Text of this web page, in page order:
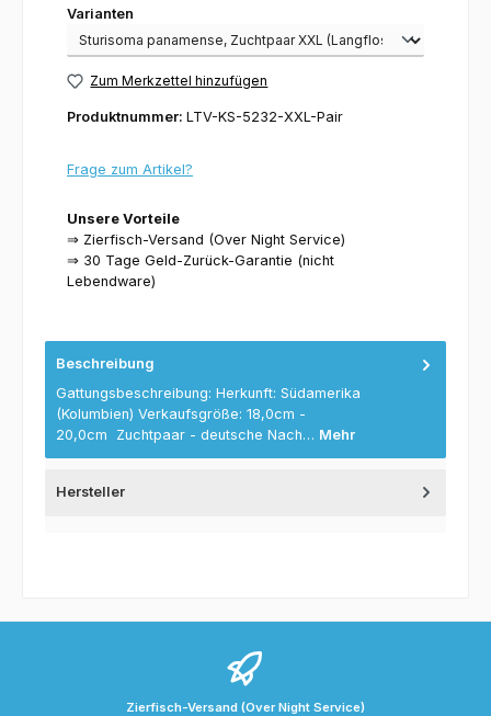
Varianten
Varianten
Zum Merkzettel hinzufügen
Produktnummer: LTV-KS-5232-XXL-Pair
Frage zum Artikel?
Unsere Vorteile
⇒ Zierfisch-Versand (Over Night Service)
⇒ 30 Tage Geld-Zurück-Garantie (nicht
Lebendware)
Beschreibung
Gattungsbeschreibung: Herkunft: Südamerika
(Kolumbien) Verkaufsgröße: 18,0cm -
20,0cm Zuchtpaar - deutsche Nach… Mehr
Hersteller
Zierfisch-Versand (Over Night Service)